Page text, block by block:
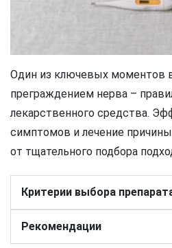
Один из ключевых моментов
преграждением нерва –
лекарственного средства.
симптомов и лечение
от тщательного подбора
Критерии выбора
Рекомендации